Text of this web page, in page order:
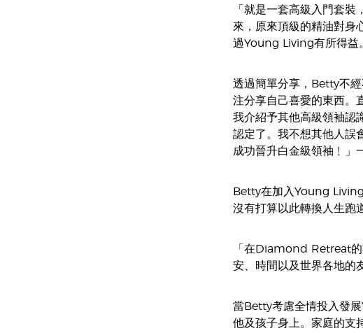
「就是一套高級入門套
來，原來頂級的精油對身
過Young Living有所得益
透過簡單分享，Betty不
注分享自己喜愛的東西。
我介紹予其他高級領袖認
認定了。我不想其他人誤
成功晉升白金級領袖﹗」
Betty在加入Young
沒有打算以此轉換人生
「在Diamond Retreat
安、時間以及世界各地的
當Betty考慮全情投入發
他及孩子身上。家庭的支